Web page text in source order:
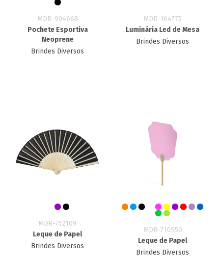
MDR-904668
Pochete Esportiva
Neoprene
Brindes Diversos
MDR-164775
Luminária Led de Mesa
Brindes Diversos
MDR-752109
Leque de Papel
Brindes Diversos
MDR-710950
Leque de Papel
Brindes Diversos